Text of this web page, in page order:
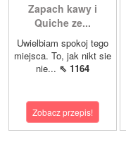
Zapach kawy i
Quiche ze...
Uwielbiam spokoj tego
miejsca. To, jak nikt sie
nie... ⇖ 1164
Zobacz przepis!